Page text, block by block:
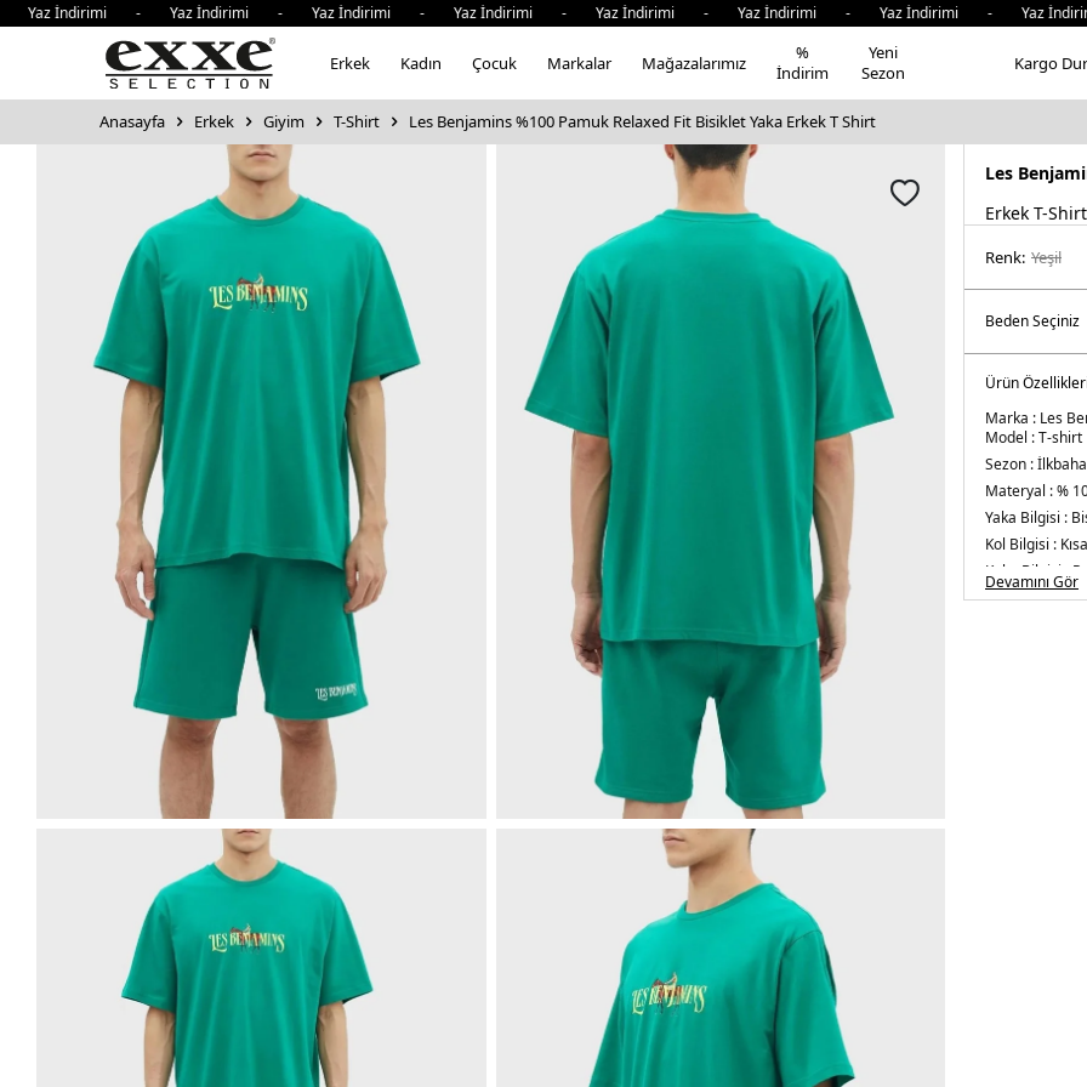
- Yaz İndirimi - Yaz İndirimi - Yaz İndirimi - Yaz İndirimi - Yaz İndirimi - Yaz İndirimi - Yaz
Erkek Kadın Çocuk Markalar Mağazalarımız
%
İndirim
Yeni
Sezon
Kargo
Anasayfa Erkek Giyim T-Shirt Les Benjamins %100 Pamuk Relaxed Fit Bisiklet Yaka Erkek T Shirt
Les
Erkek T-Shirt
Renk: yeşi̇l
Ürün Özellikleri
Marka : Les
Model :T-shirt
Sezon :
Materyal :%
Yaka Bilgisi :
Kol Bilgisi :
Kalıp Bilgisi :
Manken
Devamını Gör